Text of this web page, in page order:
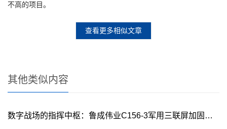
不高的项目。
查看更多相似文章
其他类似内容
数字战场的指挥中枢：鲁成伟业C156-3军用三联屏加固笔记本电脑